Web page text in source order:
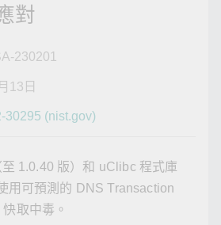
對
230201
13日
30295 (nist.gov)
1.0.40 版）和 uClibc 程式庫
用可預測的 DNS Transaction
取中毒。